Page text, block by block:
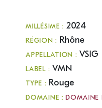
MILLÉSIME : 2024
RÉGION : Rhône
APPELLATION : VSIG
LABEL : VMN
TYPE : Rouge
DOMAINE :DOMAINE